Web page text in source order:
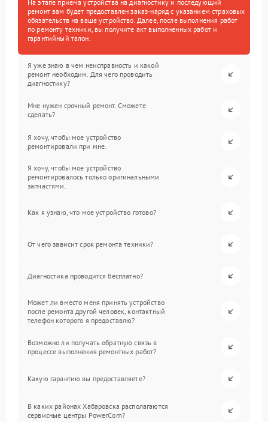
На этапе приема устройства на диагностику и последующий
ремонт вам будет предоставлен заказ-наряд с указанием страховых
обязательств на ваше устройство. Далее, после выполнения работ
по ремонту техники, вы получите акт выполненных работ и
гарантийный талон.
Я уже знаю в чем неисправность и какой
ремонт необходим. Для чего проводить
диагностику?
Мне нужен срочный ремонт. Сможете
сделать?
Я хочу, чтобы мое устройство
ремонтировали при мне.
Я хочу, чтобы мое устройство
ремонтировалось только оригинальными
запчастями.
Как я узнаю, что мое устройство готово?
От чего зависит срок ремонта техники?
Диагностика проводится бесплатно?
Может ли вместо меня принять устройство
после ремонта другой человек, контактный
телефон которого я предоставлю?
Возможно ли получать обратную связь в
процессе выполнения ремонтных работ?
Какую гарантию вы предоставляете?
В каких районах Хабаровска располагаются
сервисные центры PowerCom?